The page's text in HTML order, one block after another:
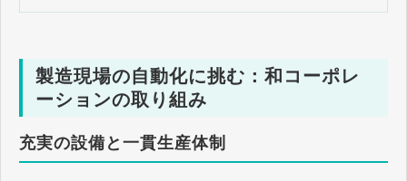
製造現場の自動化に挑む：和コーポレ
ーションの取り組み
充実の設備と一貫生産体制